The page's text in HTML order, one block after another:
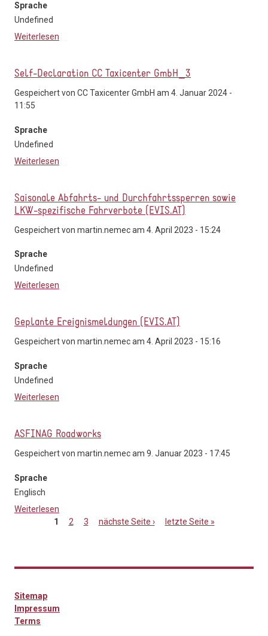
Sprache
Undefined
Weiterlesen
Self-Declaration CC Taxicenter GmbH_3
Gespeichert von CC Taxicenter GmbH am 4. Januar 2024 -
11:55
Sprache
Undefined
Weiterlesen
Saisonale Abfahrts- und Durchfahrtssperren sowie
LKW-spezifische Fahrverbote (EVIS.AT)
Gespeichert von martin.nemecam 4. April 2023 - 15:24
Sprache
Undefined
Weiterlesen
Geplante Ereignismeldungen (EVIS.AT)
Gespeichert von martin.nemecam 4. April 2023 - 15:16
Sprache
Undefined
Weiterlesen
ASFINAG Roadworks
Gespeichert von martin.nemecam 9. Januar 2023 - 17:45
Sprache
Englisch
Weiterlesen
1 2 3 nächste Seite › letzte Seite »
Sitemap
Impressum
Terms